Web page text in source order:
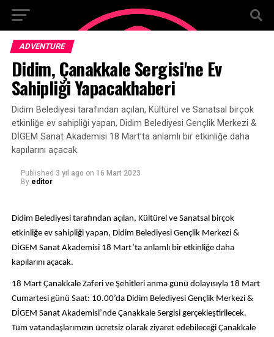
ADVENTURE
Didim, Çanakkale Sergisi'ne Ev
Sahipliği Yapacakhaberi
Didim Belediyesi tarafından açılan, Kültürel ve Sanatsal birçok
etkinliğe ev sahipliği yapan, Didim Belediyesi Gençlik Merkezi &
DİGEM Sanat Akademisi 18 Mart’ta anlamlı bir etkinliğe daha
kapılarını açacak.
Published 3 yıl ago on 16 Mart 2023
By editor
Didim Belediyesi tarafından açılan, Kültürel ve Sanatsal birçok
etkinliğe ev sahipliği yapan, Didim Belediyesi Gençlik Merkezi &
DİGEM Sanat Akademisi 18 Mart’ta anlamlı bir etkinliğe daha
kapılarını açacak.
18 Mart Çanakkale Zaferi ve Şehitleri anma günü dolayısıyla 18 Mart
Cumartesi günü Saat: 10.00’da Didim Belediyesi Gençlik Merkezi &
DİGEM Sanat Akademisi’nde Çanakkale Sergisi gerçekleştirilecek.
Tüm vatandaşlarımızın ücretsiz olarak ziyaret edebileceği Çanakkale